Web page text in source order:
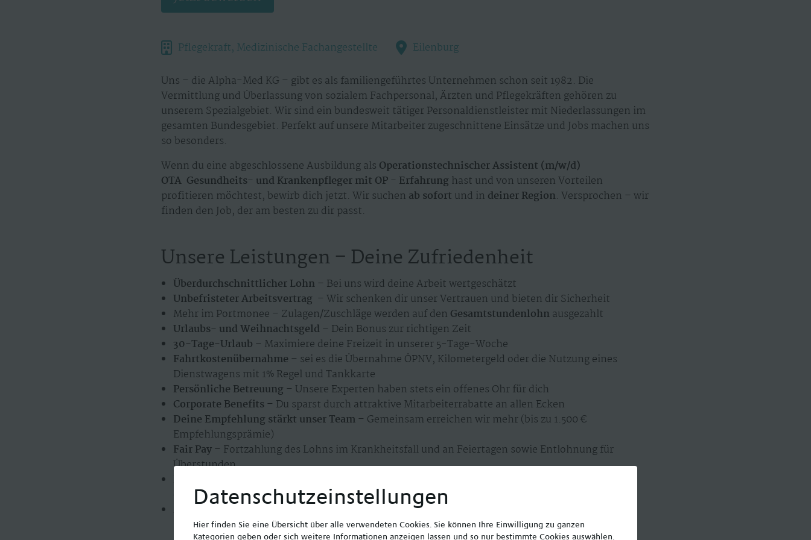
Pflegekraft, Medizinische Fachangestellte Eilenburg
Uns – die Alpha-Med KG – gibt es als familiengeführtes Unternehmen schon seit 1982. Die
Vermittlung und Überlassung von sozialem Fachpersonal, Ärzten und Pflegekräften gehören zu
unserem Spezialgebiet. Wir sind ein bundesweit tätiger Personaldienstleister mit Niederlassungen im
gesamten Bundesgebiet. Perfekt auf unsere Mitarbeiter zugeschnittene Einsätze und Jobs machen uns
so besonders.
Wenn du eine abgeschlossene Ausbildung als Operationstechnischer Assistent (m/w/d)
OTA Gesundheits- und Krankenpfleger mit OP - Erfahrung hast und von unseren Vorteilen
profitieren möchtest, bewirb dich jetzt. Wir suchen ab sofort und in deiner Region. Versprochen – wir
finden den Job, der am besten zu dir passt.
Unsere Leistungen – Deine Zufriedenheit
Überdurchschnittlicher Lohn– Bei uns wird deine Arbeit wertgeschätzt
Unbefristeter Arbeitsvertrag – Wir schenken dir unser Vertrauen und bieten dir Sicherheit
Mehr im Portmonee – Zulagen/Zuschläge werden auf den Gesamtstundenlohnausgezahlt
Urlaubs- und Weihnachtsgeld – Dein Bonus zur richtigen Zeit
30-Tage-Urlaub – Maximiere deine Freizeit in unserer 5-Tage-Woche
Fahrtkostenübernahme – sei es die Übernahme ÖPNV, Kilometergeld oder die Nutzung eines
Dienstwagens mit 1% Regel und Tankkarte
Persönliche Betreuung – Unsere Experten haben stets ein offenes Ohr für dich
Corporate Benefits– Du sparst durch attraktive Mitarbeiterrabatte an allen Ecken
Deine Empfehlung stärkt unser Team– Gemeinsam erreichen wir mehr (bis zu 1.500 €
Empfehlungsprämie)
Fair Pay– Fortzahlung des Lohns im Krankheitsfall und an Feiertagen sowie Entlohnung für
Überstunden
– wir sichern dir verlässliche Vereinbarungen zu
Datenschutzeinstellungen
Hier finden Sie eine Übersicht über alle verwendeten Cookies. Sie können Ihre Einwilligung zu ganzen
Kategorien geben oder sich weitere Informationen anzeigen lassen und so nur bestimmte Cookies auswählen.